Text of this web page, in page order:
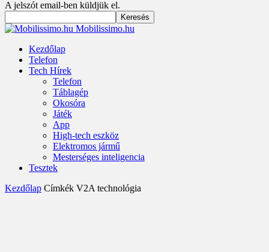
A jelszót email-ben küldjük el.
Mobilissimo.hu
Kezdőlap
Telefon
Tech Hírek
Telefon
Táblagép
Okosóra
Játék
App
High-tech eszköz
Elektromos jármű
Mesterséges inteligencia
Tesztek
Kezdőlap Címkék V2A technológia